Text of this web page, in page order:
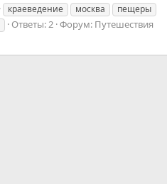
краеведение москва
пещеры
Ответы: 2 Форум: Путешествия